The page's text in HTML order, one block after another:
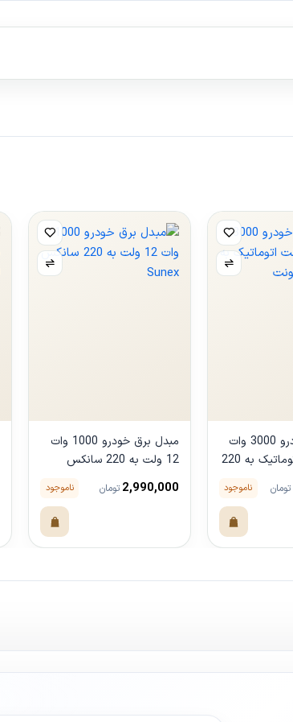
مبدل برق خودرو 3000 وات
12/24 ولت اتوماتیک به 220
تومان ناموجود
مبدل برق خودرو 1000 وات
12 ولت به 220 سانکس
Sunex
2,990,000 تومان ناموجود